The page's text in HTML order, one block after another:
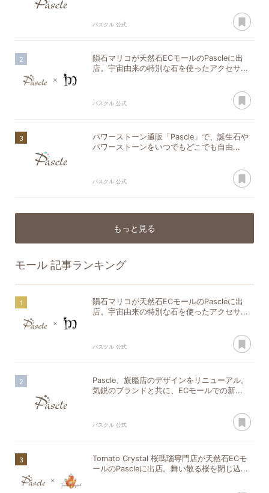
パスクル 公式
隕石マリコが天然石ECモールのPascleに出
店。宇宙由来の特別な石を使ったアクセサ...
パスクル 公式
パワーストーン通販「Pascle」で、誕生石や
パワーストーンをいつでもどこでも自由...
パスクル 公式
もっと見る
モール 記事ランキング
隕石マリコが天然石ECモールのPascleに出
店。宇宙由来の特別な石を使ったアクセサ...
パスクル 公式
Pascle、旗艦店のデザインをリニューアル。
気鋭のブランドと共に、ECモールでの新...
パスクル 公式
Tomato Crystal 桜瑪瑙専門店が天然石ECモ
ールのPascleに出店。舞い散る桜を閉じ込...